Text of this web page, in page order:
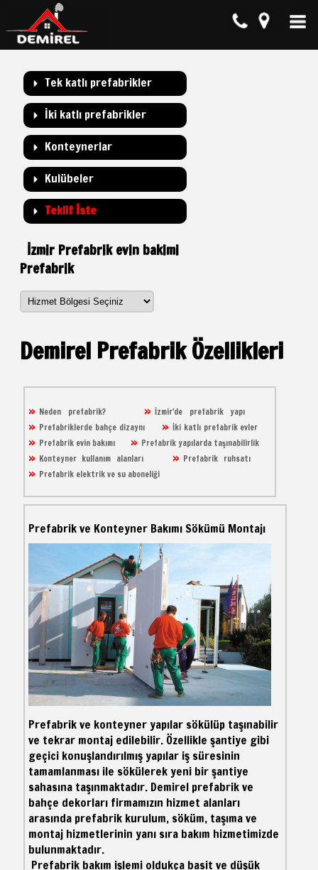
Tek katlı prefabrikler
İki katlı prefabrikler
Konteynerlar
Kulübeler
Teklif İste
İzmir Prefabrik evin bakimi
Prefabrik
Demirel Prefabrik Özellikleri
Neden prefabrik?
İzmir'de prefabrik yapı
Prefabriklerde bahçe dizaynı
İki katlı prefabrik evler
Prefabrik evin bakımı
Prefabrik yapılarda taşınabilirlik
Konteyner kullanım alanları
Prefabrik ruhsatı
Prefabrik elektrik ve su aboneliği
Prefabrik ve Konteyner Bakımı Sökümü Montajı
Prefabrik ve konteyner yapılar sökülüp taşınabilir
ve tekrar montaj edilebilir. Özellikle şantiye gibi
geçici konuşlandırılmış yapılar iş süresinin
tamamlanması ile sökülerek yeni bir şantiye
sahasına taşınmaktadır. Demirel prefabrik ve
bahçe dekorları firmamızın hizmet alanları
arasında prefabrik kurulum, söküm, taşıma ve
montaj hizmetlerinin yanı sıra bakım hizmetimizde
bulunmaktadır.
Prefabrik bakım işlemi oldukça basit ve düşük